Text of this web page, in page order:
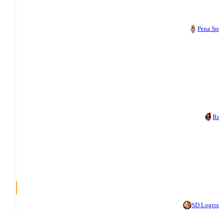
Pena
SD